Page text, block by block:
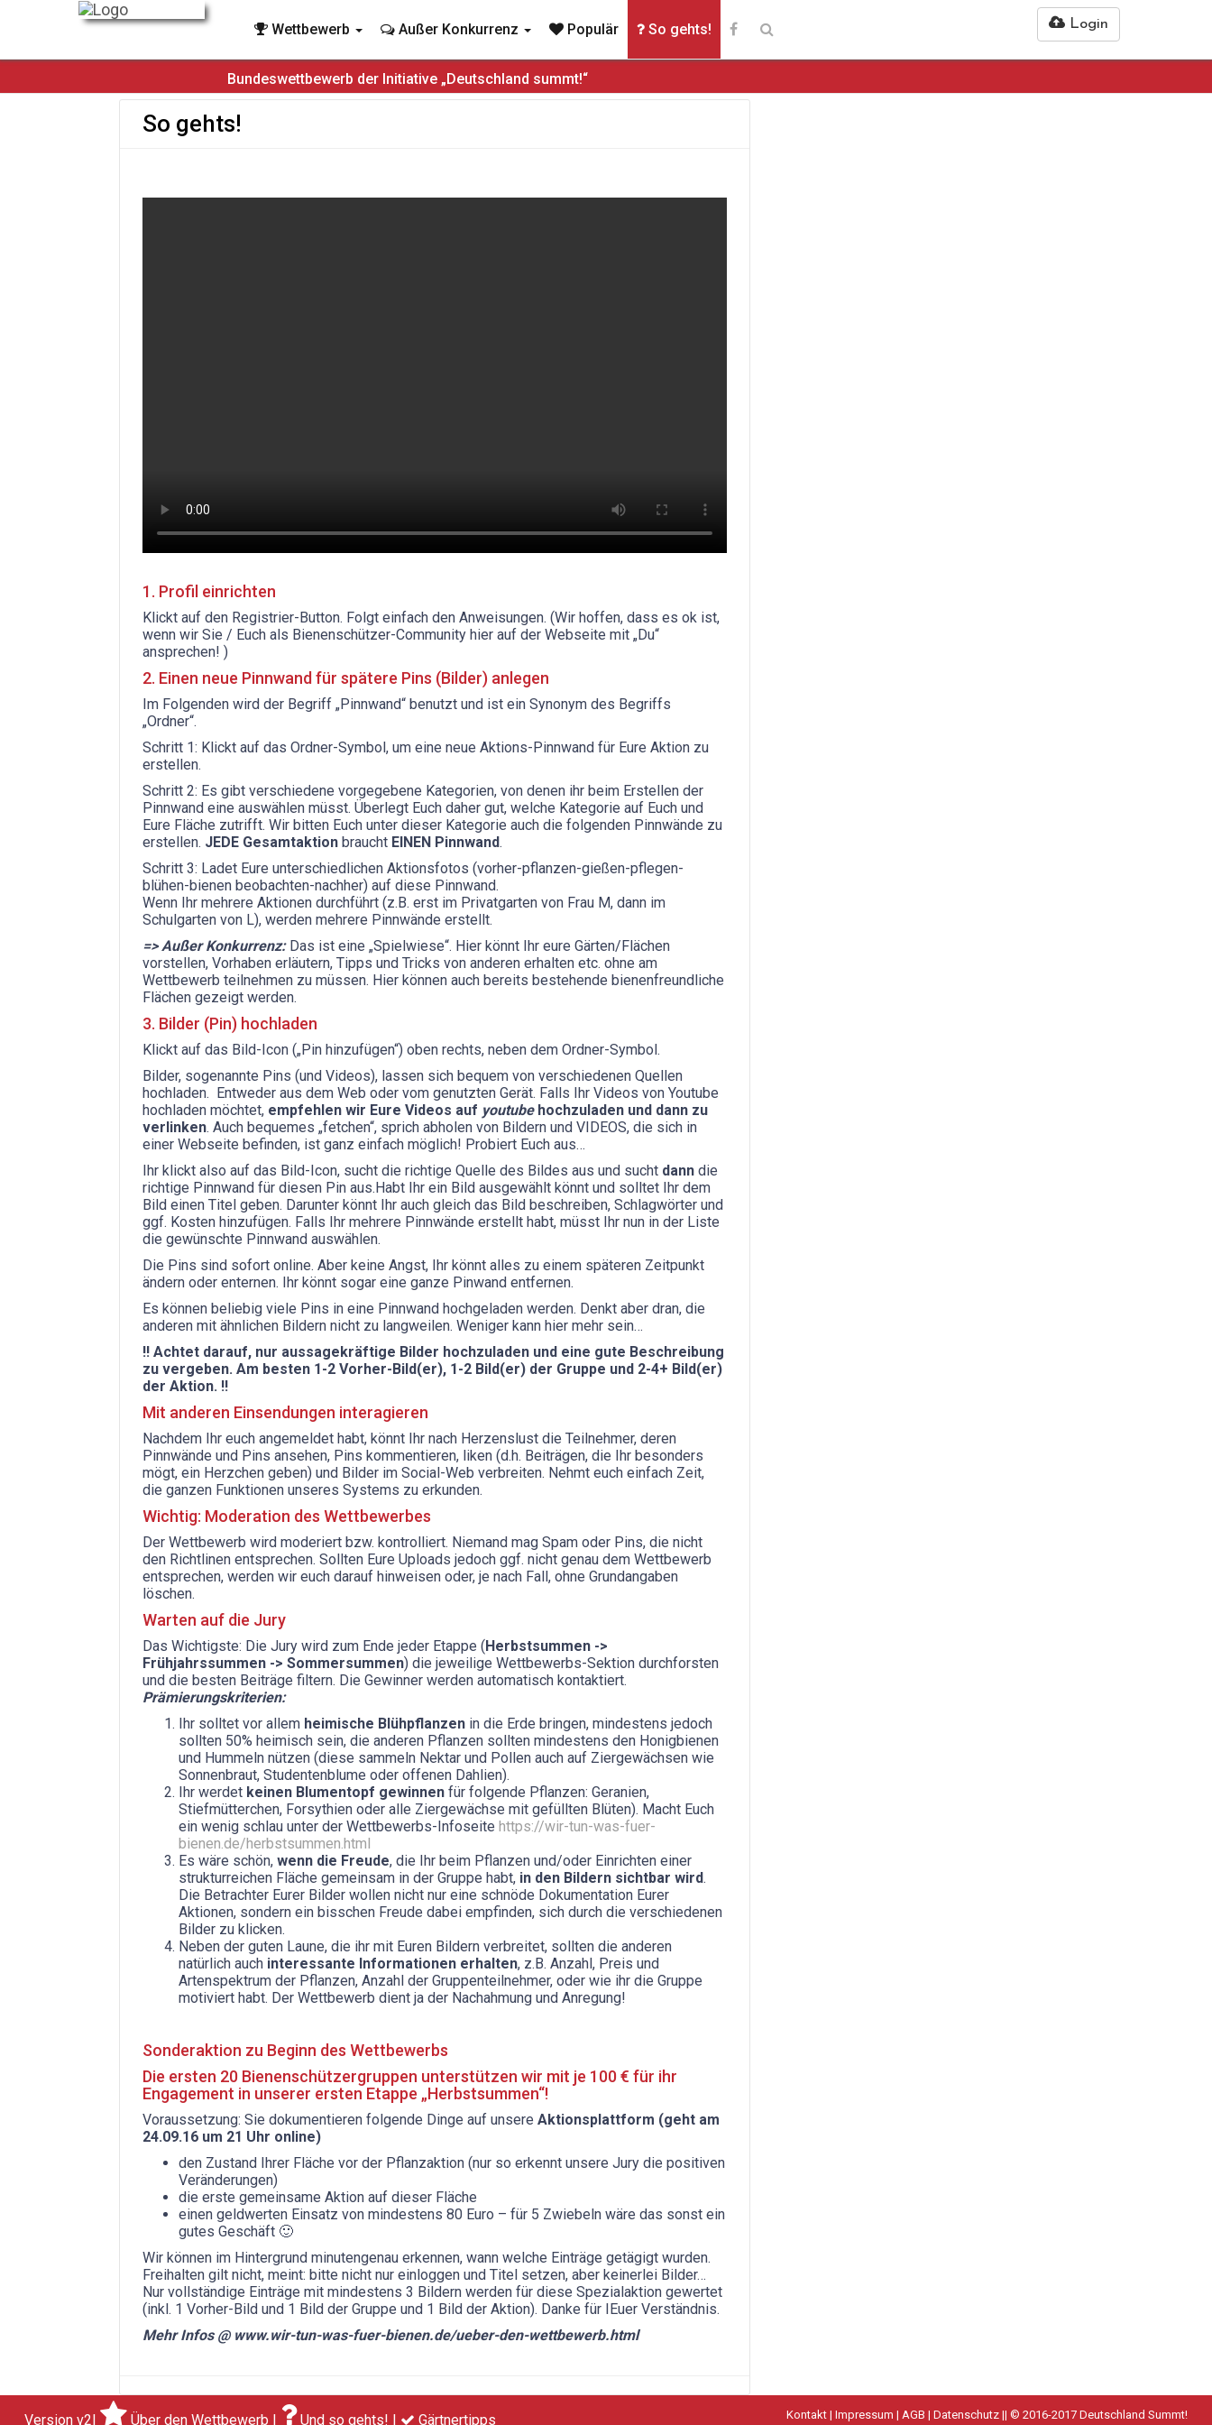
Login
Wettbewerb Außer Konkurrenz Populär So gehts!
Bundeswettbewerb der Initiative „Deutschland summt!“
So gehts!
1. Profil einrichten
Klickt auf den Registrier-Button. Folgt einfach den Anweisungen. (Wir hoffen, dass es ok ist,
wenn wir Sie / Euch als Bienenschützer-Community hier auf der Webseite mit „Du“
ansprechen! )
2. Einen neue Pinnwand für spätere Pins (Bilder) anlegen
Im Folgenden wird der Begriff „Pinnwand“ benutzt und ist ein Synonym des Begriffs
„Ordner“.
Schritt 1: Klickt auf das Ordner-Symbol, um eine neue Aktions-Pinnwand für Eure Aktion zu
erstellen.
Schritt 2: Es gibt verschiedene vorgegebene Kategorien, von denen ihr beim Erstellen der
Pinnwand eine auswählen müsst. Überlegt Euch daher gut, welche Kategorie auf Euch und
Eure Fläche zutrifft. Wir bitten Euch unter dieser Kategorie auch die folgenden Pinnwände zu
erstellen. JEDE Gesamtaktion braucht EINEN Pinnwand.
Schritt 3: Ladet Eure unterschiedlichen Aktionsfotos (vorher-pflanzen-gießen-pflegen-
blühen-bienen beobachten-nachher) auf diese Pinnwand.
Wenn Ihr mehrere Aktionen durchführt (z.B. erst im Privatgarten von Frau M, dann im
Schulgarten von L), werden mehrere Pinnwände erstellt.
=> Außer Konkurrenz:Das ist eine „Spielwiese“. Hier könnt Ihr eure Gärten/Flächen
vorstellen, Vorhaben erläutern, Tipps und Tricks von anderen erhalten etc. ohne am
Wettbewerb teilnehmen zu müssen. Hier können auch bereits bestehende bienenfreundliche
Flächen gezeigt werden.
3. Bilder (Pin) hochladen
Klickt auf das Bild-Icon („Pin hinzufügen“) oben rechts, neben dem Ordner-Symbol.
Bilder, sogenannte Pins (und Videos), lassen sich bequem von verschiedenen Quellen
hochladen. Entweder aus dem Web oder vom genutzten Gerät. Falls Ihr Videos von Youtube
hochladen möchtet, empfehlen wir Eure Videos auf youtubehochzuladen und dann zu
verlinken. Auch bequemes „fetchen“, sprich abholen von Bildern und VIDEOS, die sich in
einer Webseite befinden, ist ganz einfach möglich! Probiert Euch aus…
Ihr klickt also auf das Bild-Icon, sucht die richtige Quelle des Bildes aus und sucht dann die
richtige Pinnwand für diesen Pin aus.Habt Ihr ein Bild ausgewählt könnt und solltet Ihr dem
Bild einen Titel geben. Darunter könnt Ihr auch gleich das Bild beschreiben, Schlagwörter und
ggf. Kosten hinzufügen. Falls Ihr mehrere Pinnwände erstellt habt, müsst Ihr nun in der Liste
die gewünschte Pinnwand auswählen.
Die Pins sind sofort online. Aber keine Angst, Ihr könnt alles zu einem späteren Zeitpunkt
ändern oder enternen. Ihr könnt sogar eine ganze Pinwand entfernen.
Es können beliebig viele Pins in eine Pinnwand hochgeladen werden. Denkt aber dran, die
anderen mit ähnlichen Bildern nicht zu langweilen. Weniger kann hier mehr sein…
!! Achtet darauf, nur aussagekräftige Bilder hochzuladen und eine gute Beschreibung
zu vergeben. Am besten 1-2 Vorher-Bild(er), 1-2 Bild(er) der Gruppe und 2-4+ Bild(er)
der Aktion. !!
Mit anderen Einsendungen interagieren
Nachdem Ihr euch angemeldet habt, könnt Ihr nach Herzenslust die Teilnehmer, deren
Pinnwände und Pins ansehen, Pins kommentieren, liken (d.h. Beiträgen, die Ihr besonders
mögt, ein Herzchen geben) und Bilder im Social-Web verbreiten. Nehmt euch einfach Zeit,
die ganzen Funktionen unseres Systems zu erkunden.
Wichtig: Moderation des Wettbewerbes
Der Wettbewerb wird moderiert bzw. kontrolliert. Niemand mag Spam oder Pins, die nicht
den Richtlinen entsprechen. Sollten Eure Uploads jedoch ggf. nicht genau dem Wettbewerb
entsprechen, werden wir euch darauf hinweisen oder, je nach Fall, ohne Grundangaben
löschen.
Warten auf die Jury
Das Wichtigste: Die Jury wird zum Ende jeder Etappe (Herbstsummen ->
Frühjahrssummen -> Sommersummen) die jeweilige Wettbewerbs-Sektion durchforsten
und die besten Beiträge filtern. Die Gewinner werden automatisch kontaktiert.
Prämierungskriterien:
Ihr solltet vor allem heimische Blühpflanzen in die Erde bringen, mindestens jedoch
sollten 50% heimisch sein, die anderen Pflanzen sollten mindestens den Honigbienen
und Hummeln nützen (diese sammeln Nektar und Pollen auch auf Ziergewächsen wie
Sonnenbraut, Studentenblume oder offenen Dahlien).
Ihr werdet keinen Blumentopf gewinnen für folgende Pflanzen: Geranien,
Stiefmütterchen, Forsythien oder alle Ziergewächse mit gefüllten Blüten). Macht Euch
ein wenig schlau unter der Wettbewerbs-Infoseite https://wir-tun-was-fuer-
bienen.de/herbstsummen.html
Es wäre schön, wenn die Freude, die Ihr beim Pflanzen und/oder Einrichten einer
strukturreichen Fläche gemeinsam in der Gruppe habt, in den Bildern sichtbar wird.
Die Betrachter Eurer Bilder wollen nicht nur eine schnöde Dokumentation Eurer
Aktionen, sondern ein bisschen Freude dabei empfinden, sich durch die verschiedenen
Bilder zu klicken.
Neben der guten Laune, die ihr mit Euren Bildern verbreitet, sollten die anderen
natürlich auch interessante Informationen erhalten, z.B. Anzahl, Preis und
Artenspektrum der Pflanzen, Anzahl der Gruppenteilnehmer, oder wie ihr die Gruppe
motiviert habt. Der Wettbewerb dient ja der Nachahmung und Anregung!
Sonderaktion zu Beginn des Wettbewerbs
Die ersten 20 Bienenschützergruppen unterstützen wir mit je 100 € für ihr
Engagement in unserer ersten Etappe „Herbstsummen“!
Voraussetzung: Sie dokumentieren folgende Dinge auf unsere Aktionsplattform (geht am
24.09.16 um 21 Uhr online)
den Zustand Ihrer Fläche vor der Pflanzaktion (nur so erkennt unsere Jury die positiven
Veränderungen)
die erste gemeinsame Aktion auf dieser Fläche
einen geldwerten Einsatz von mindestens 80 Euro – für 5 Zwiebeln wäre das sonst ein
gutes Geschäft 🙂
Wir können im Hintergrund minutengenau erkennen, wann welche Einträge getägigt wurden.
Freihalten gilt nicht, meint: bitte nicht nur einloggen und Titel setzen, aber keinerlei Bilder…
Nur vollständige Einträge mit mindestens 3 Bildern werden für diese Spezialaktion gewertet
(inkl. 1 Vorher-Bild und 1 Bild der Gruppe und 1 Bild der Aktion). Danke für IEuer Verständnis.
Mehr Infos @ www.wir-tun-was-fuer-bienen.de/ueber-den-wettbewerb.html
Version v2| Über den Wettbewerb Und so gehts! Gärtnertipps Kontakt |Impressum |AGB |Datenschutz || © 2016-2017 Deutschland Summt!